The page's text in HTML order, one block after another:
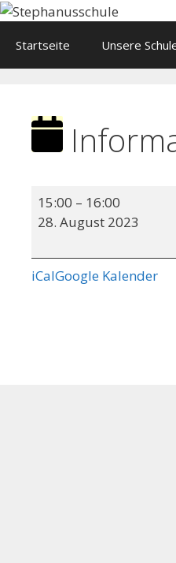
Springe
InhaltStartseite Unsere
Informationsnachmittag
der
15:00 – 16:00
28. August 2023
iCalGoogle Kalender